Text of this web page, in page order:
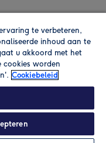
heffingen. Lees de
te verbeteren,
inhoud aan te
u akkoord met het
cookies worden
Cookiebeleid